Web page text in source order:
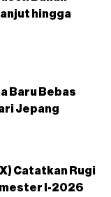
hingga
Baru Bebas
Jepang
Catatkan Rugi
I-2026